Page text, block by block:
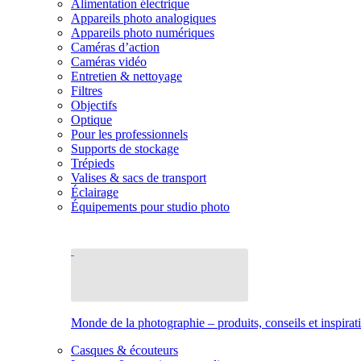
Alimentation électrique
Appareils photo analogiques
Appareils photo numériques
Caméras d’action
Caméras vidéo
Entretien & nettoyage
Filtres
Objectifs
Optique
Pour les professionnels
Supports de stockage
Trépieds
Valises & sacs de transport
Éclairage
Équipements pour studio photo
Monde de la photographie – produits, conseils et
Casques & écouteurs